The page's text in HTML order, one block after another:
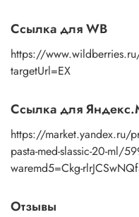
Разбавлением: восковую
воск скипидаром и
В обоих случаях,
результатов. Выбор
и требований конкретного
Ссылка для WB
https://
targetUrl=EX
Ссылка для
https://market.yandex.ru/
pasta-med-slassic-20-ml/
waremd5=Ckg-
Отзывы